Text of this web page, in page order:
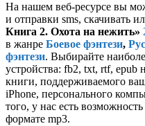
На нашем веб-ресурсе вы
и отправки sms, скачивать
Книга 2. Охота на нежить»
в жанре Боевое фэнтези,
фэнтези. Выбирайте
устройства: fb2, txt, rtf, epub
книги, поддерживаемого
iPhone, персонального
того, у нас есть
формате mp3.